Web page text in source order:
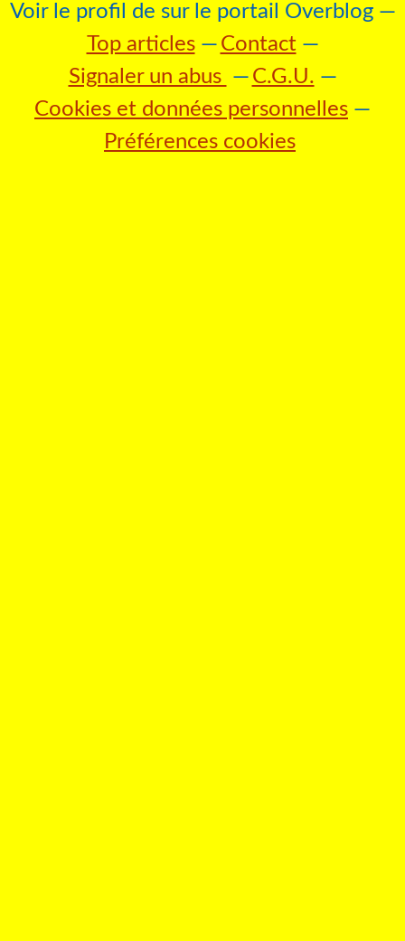
Voir le profil de sur le portail Overblog
Top articles
Contact
Signaler un abus
C.G.U.
Cookies et données personnelles
Préférences cookies